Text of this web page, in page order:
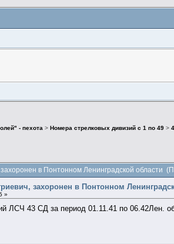
- пехота > Номера стрелковых дивизий с 1 по 49 >
в Понтонном Ленинградской области
захоронен в Понтонном
»
ЛСЧ 43 СД за период 01.11.41 по 06.42Лен.